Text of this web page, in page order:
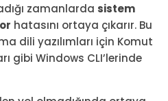
zamanlarda sistem
hatasını ortaya çıkarır. Bu
dili yazılımları için Komut
gibi Windows CLI’lerinde